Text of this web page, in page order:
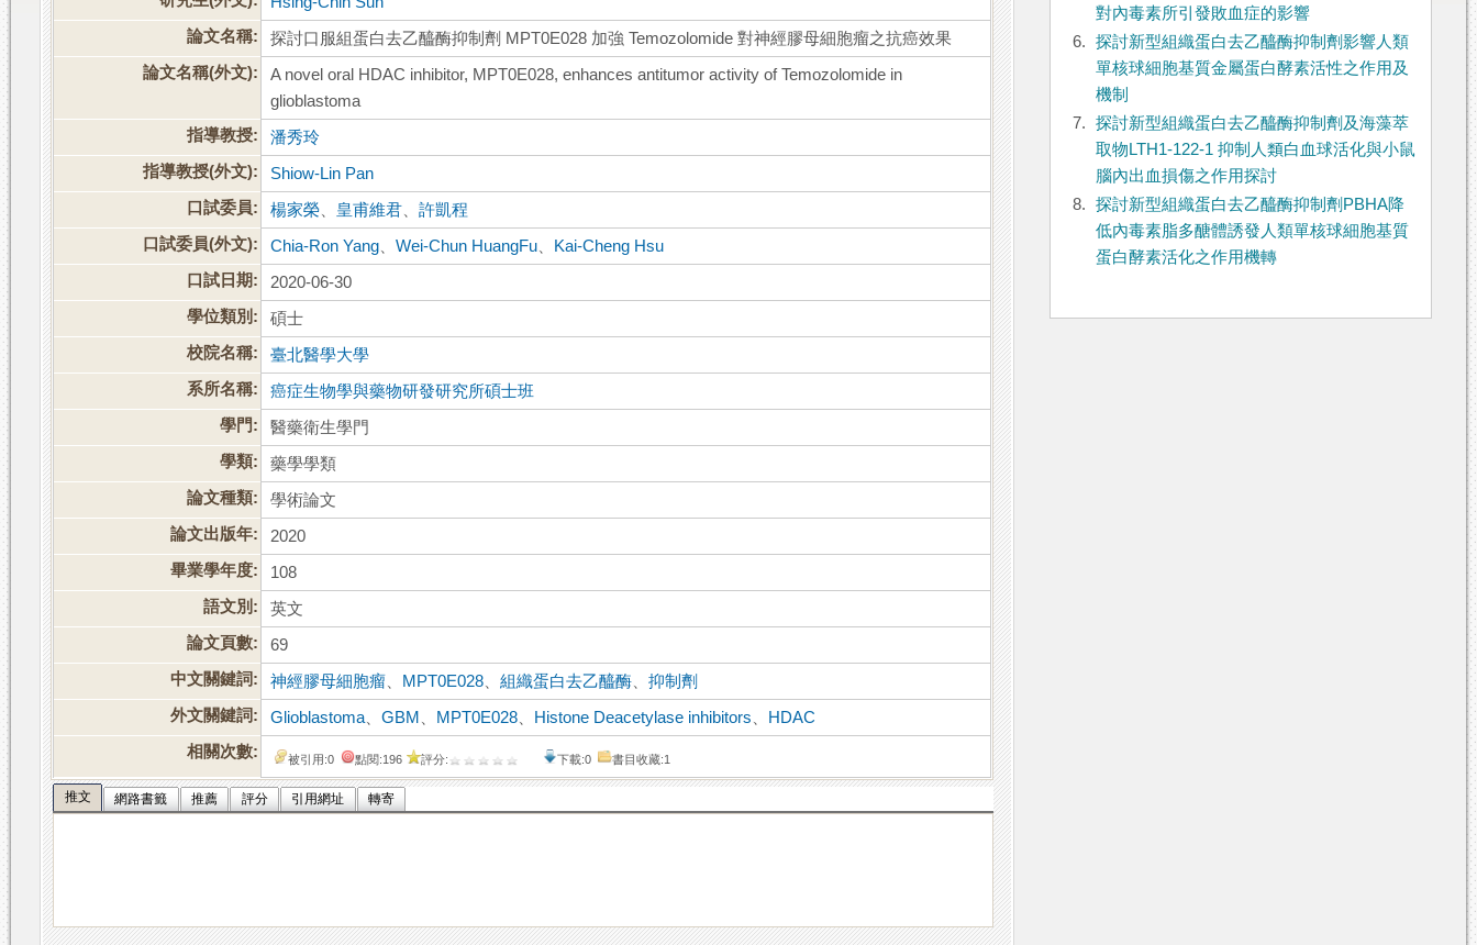
論文名稱:
探討口服組蛋白去乙醯酶抑制劑 MPT0E028 加強 Temozolomide 對神經膠母細胞瘤之抗癌效果
論文名稱(外文):
A novel oral HDAC inhibitor, MPT0E028, enhances antitumor activity of Temozolomide in
glioblastoma
指導教授:
潘秀玲
指導教授(外文):
Shiow-Lin Pan
口試委員:
楊家榮 皇甫維君 、許凱程
口試委員(外文):
Chia-Ron Yang 、Wei-Chun HuangFu
Kai-Cheng Hsu
口試日期:
2020-06-30
學位類別:
碩士
校院名稱:
臺北醫學大學
系所名稱:
癌症生物學與藥物研發研究所碩士班
學門:
醫藥衛生學門
學類:
藥學學類
論文種類:
學術論文
論文出版年:
2020
畢業學年度:
108
語文別:
英文
論文頁數:
69
中文關鍵詞:
神經膠母細胞瘤 MPT0E028 、組織蛋白去乙醯酶 、抑制劑
外文關鍵詞:
Glioblastoma 、GBM MPT0E028 Histone Deacetylase inhibitors
HDAC
相關次數:
被引用:0 點閱:196 評分: 下載:0 書目收藏:1
推文 網路書籤 推薦 評分 引用網址 轉寄
對內毒素所引發敗血症的影響
6.
探討新型組織蛋白去乙醯酶抑制劑影響人類
單核球細胞基質金屬蛋白酵素活性之作用及
機制
7.
探討新型組織蛋白去乙醯酶抑制劑及海藻萃
取物LTH1-122-1 抑制人類白血球活化與小鼠
腦內出血損傷之作用探討
8.
探討新型組織蛋白去乙醯酶抑制劑PBHA降
低內毒素脂多醣體誘發人類單核球細胞基質
蛋白酵素活化之作用機轉